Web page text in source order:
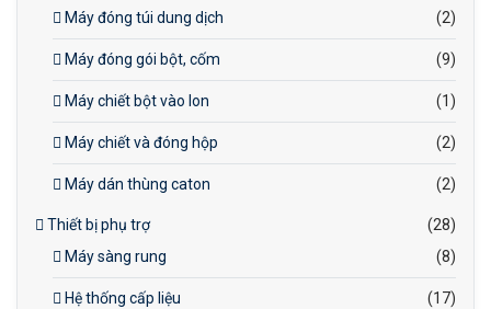
Máy đóng túi dung dịch (2)
Máy đóng gói bột, cốm (9)
Máy chiết bột vào lon (1)
Máy chiết và đóng hộp (2)
Máy dán thùng caton (2)
Thiết bị phụ trợ
(28)
Máy sàng rung
(8)
Hệ thống cấp liệu (17)